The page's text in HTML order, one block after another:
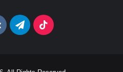
vk.comTelegramTikTok